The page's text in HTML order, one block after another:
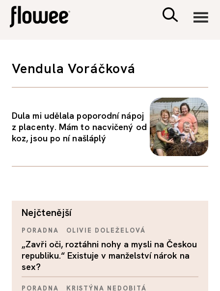
PSYCHOLOGIE
RODINA A DĚTI
PORADNA
Vendula Voráčková
Dula mi udělala poporodní nápoj
z placenty. Mám to nacvičený od
koz, jsou po ní našláplý
nejčtenější
PORADNA OLIVIE DOLEŽELOVÁ
„Zavři oči, roztáhni nohy a mysli na Českou
republiku.“ Existuje v manželství nárok na
sex?
PORADNA KRISTÝNA NEDOBITÁ